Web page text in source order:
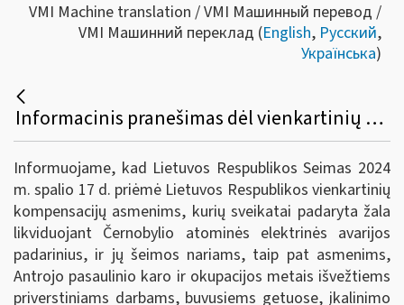
VMI Machine translation / VMI Машинный перевод /
VMI Машинний переклад (English, Русский,
Українська)
Informacinis pranešimas dėl vienkartinių kompensacijų asmenims, kurių sveikatai padaryta žala likviduojant Černobylio AE avarijos padarinius, ir jų šeimos nariams, taip pat asmenims, antrojo pasaulinio karo ir okupacijų metais išvežtiems priverstiniams darbams, buvusiems getuose, įkalinimo įstaigose ir kitose laisvės atėmimo vietose, įstatymo priėmimo
Informuojame, kad Lietuvos Respublikos Seimas 2024
m. spalio 17 d. priėmė Lietuvos Respublikos vienkartinių
kompensacijų asmenims, kurių sveikatai padaryta žala
likviduojant Černobylio atominės elektrinės avarijos
padarinius, ir jų šeimos nariams, taip pat asmenims,
Antrojo pasaulinio karo ir okupacijos metais išvežtiems
priverstiniams darbams, buvusiems getuose, įkalinimo